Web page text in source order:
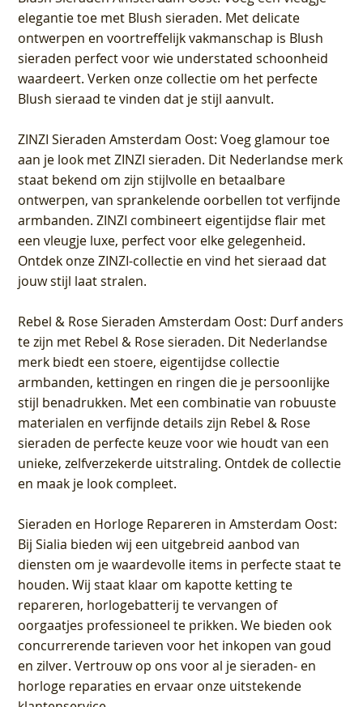
elegantie toe met Blush sieraden. Met delicate
ontwerpen en voortreffelijk vakmanschap is Blush
sieraden perfect voor wie understated schoonheid
waardeert. Verken onze collectie om het perfecte
Blush sieraad te vinden dat je stijl aanvult.
ZINZI Sieraden Amsterdam Oost: Voeg glamour toe
aan je look met ZINZI sieraden. Dit Nederlandse merk
staat bekend om zijn stijlvolle en betaalbare
ontwerpen, van sprankelende oorbellen tot verfijnde
armbanden. ZINZI combineert eigentijdse flair met
een vleugje luxe, perfect voor elke gelegenheid.
Ontdek onze ZINZI-collectie en vind het sieraad dat
jouw stijl laat stralen.
Rebel & Rose Sieraden Amsterdam Oost: Durf anders
te zijn met Rebel & Rose sieraden. Dit Nederlandse
merk biedt een stoere, eigentijdse collectie
armbanden, kettingen en ringen die je persoonlijke
stijl benadrukken. Met een combinatie van robuuste
materialen en verfijnde details zijn Rebel & Rose
sieraden de perfecte keuze voor wie houdt van een
unieke, zelfverzekerde uitstraling. Ontdek de collectie
en maak je look compleet.
Sieraden en Horloge Repareren in Amsterdam Oost:
Bij Sialia bieden wij een uitgebreid aanbod van
diensten om je waardevolle items in perfecte staat te
houden. Wij staat klaar om kapotte ketting te
repareren, horlogebatterij te vervangen of
oorgaatjes professioneel te prikken. We bieden ook
concurrerende tarieven voor het inkopen van goud
en zilver. Vertrouw op ons voor al je sieraden- en
horloge reparaties en ervaar onze uitstekende